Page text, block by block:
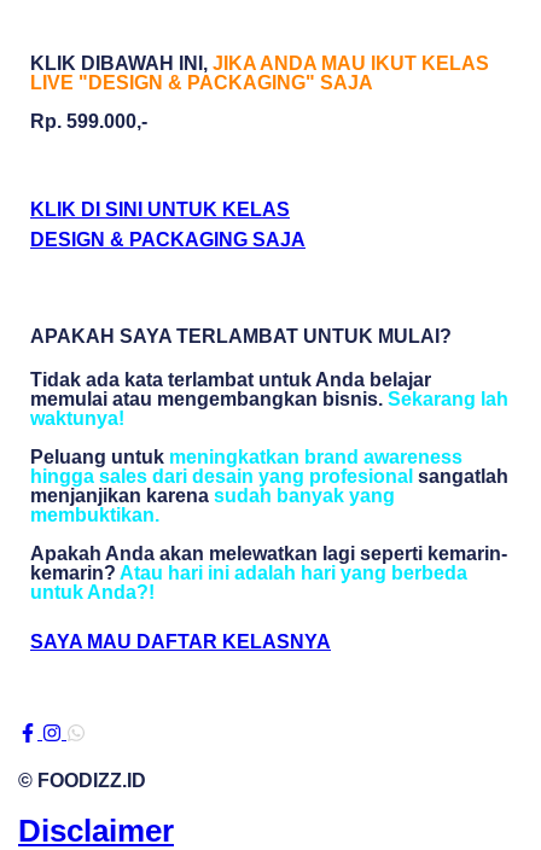
KLIK DIBAWAH INI, JIKA ANDA MAU IKUT KELAS
LIVE "DESIGN & PACKAGING" SAJA
Rp. 599.000,-
KLIK DI SINI UNTUK KELAS
DESIGN & PACKAGING SAJA
APAKAH SAYA TERLAMBAT UNTUK MULAI?
Tidak ada kata terlambat untuk Anda belajar
memulai atau mengembangkan bisnis. Sekarang lah
waktunya!
Peluang untuk meningkatkan brand awareness
hingga sales dari desain yang profesional sangatlah
menjanjikan karena sudah banyak yang
membuktikan.
Apakah Anda akan melewatkan lagi seperti kemarin-
kemarin? Atau hari ini adalah hari yang berbeda
untuk Anda?!
SAYA MAU DAFTAR KELASNYA
© FOODIZZ.ID
Disclaimer